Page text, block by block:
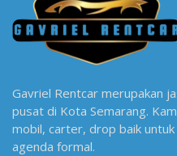
Gavriel Rentcar merupakan
pusat di Kota Semarang.
mobil, carter, drop baik
agenda formal.